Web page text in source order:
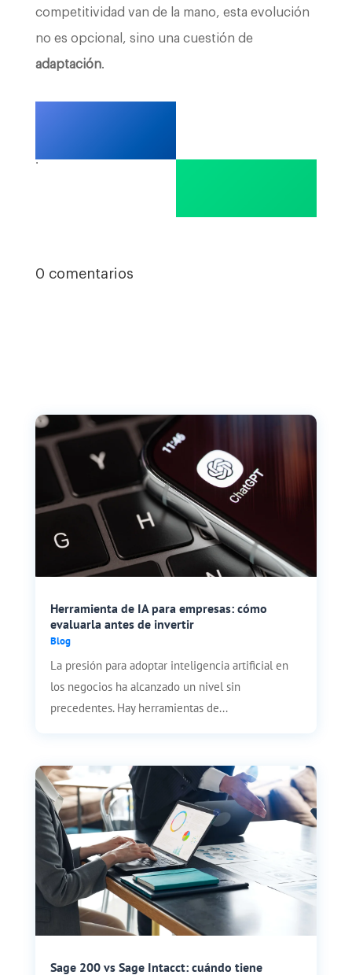
competitividad van de la mano, esta evolución
no es opcional, sino una cuestión de
adaptación.
.
0 comentarios
Herramienta de IA para empresas: cómo
evaluarla antes de invertir
Blog
La presión para adoptar inteligencia artificial en
los negocios ha alcanzado un nivel sin
precedentes. Hay herramientas de...
Sage 200 vs Sage Intacct: cuándo tiene